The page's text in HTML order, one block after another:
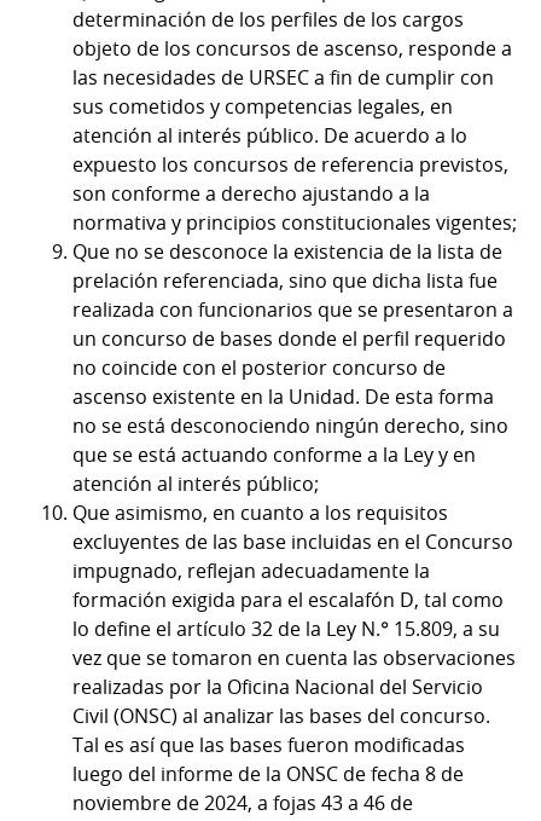
determinación de los perfiles de los cargos
objeto de los concursos de ascenso, responde a
las necesidades de URSEC a fin de cumplir con
sus cometidos y competencias legales, en
atención al interés público. De acuerdo a lo
expuesto los concursos de referencia previstos,
son conforme a derecho ajustando a la
normativa y principios constitucionales vigentes;
Que no se desconoce la existencia de la lista de
prelación referenciada, sino que dicha lista fue
realizada con funcionarios que se presentaron a
un concurso de bases donde el perfil requerido
no coincide con el posterior concurso de
ascenso existente en la Unidad. De esta forma
no se está desconociendo ningún derecho, sino
que se está actuando conforme a la Ley y en
atención al interés público;
Que asimismo, en cuanto a los requisitos
excluyentes de las base incluidas en el Concurso
impugnado, reflejan adecuadamente la
formación exigida para el escalafón D, tal como
lo define el artículo 32 de la Ley N.° 15.809, a su
vez que se tomaron en cuenta las observaciones
realizadas por la Oficina Nacional del Servicio
Civil (ONSC) al analizar las bases del concurso.
Tal es así que las bases fueron modificadas
luego del informe de la ONSC de fecha 8 de
noviembre de 2024, a fojas 43 a 46 de